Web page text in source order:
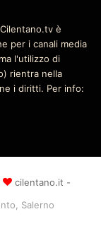
è
per i canali media
l'utilizzo di
rientra nella
i diritti. Per info:
cilentano.it -
Salerno